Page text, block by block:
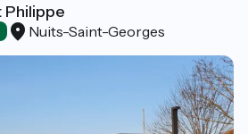
Philippe
Nuits-Saint-Georges